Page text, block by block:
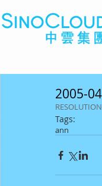
2005-
Tags:
ann